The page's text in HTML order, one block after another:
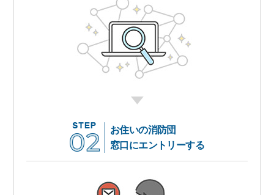
お住いの消防団
窓口にエントリーする